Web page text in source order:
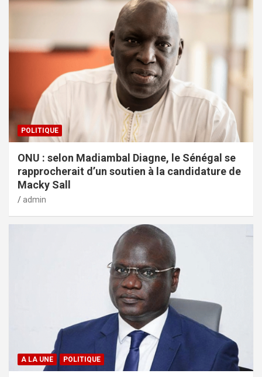
POLITIQUE
ONU : selon Madiambal Diagne, le Sénégal se
rapprocherait d’un soutien à la candidature de
Macky Sall
admin
A LA UNE POLITIQUE